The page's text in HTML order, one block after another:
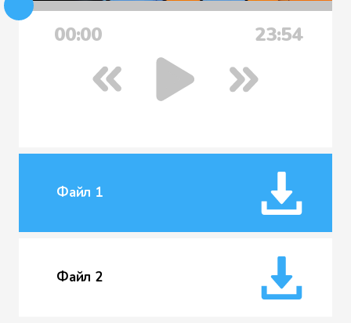
00:00 23:54
Файл 1
Файл 2